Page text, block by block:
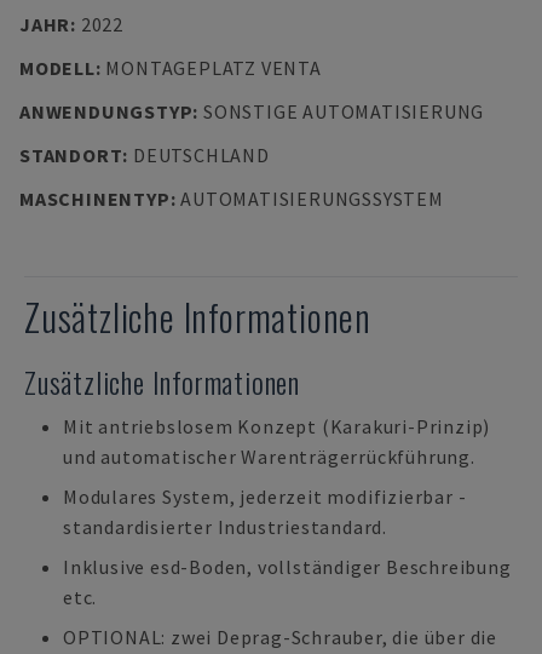
JAHR: 2022
MODELL: MONTAGEPLATZ VENTA
ANWENDUNGSTYP: SONSTIGE AUTOMATISIERUNG
STANDORT: DEUTSCHLAND
MASCHINENTYP:AUTOMATISIERUNGSSYSTEM
Zusätzliche Informationen
Zusätzliche Informationen
Mit antriebslosem Konzept (Karakuri-Prinzip)
und automatischer Warenträgerrückführung.
Modulares System, jederzeit modifizierbar -
standardisierter Industriestandard.
Inklusive esd-Boden, vollständiger Beschreibung
etc.
OPTIONAL: zwei Deprag-Schrauber, die über die